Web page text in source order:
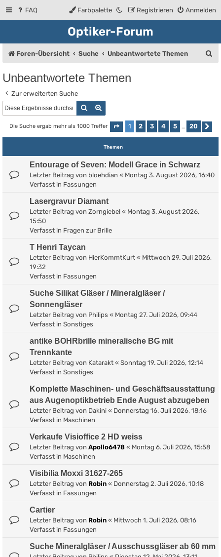
FAQ Anmelden
Registrieren
Farbpalette
Optiker-Forum
Foren-Übersicht Suche Unbeantwortete Themen
Unbeantwortete Themen
Zur erweiterten Suche
Suche
Die Suche ergab mehr als 1000 Treffer Seite 1von 20
1 2 3 4 5 … 20
Themen
Entourage of Seven: Modell Grace in Schwarz
Letzter Beitrag von bloehdian « Montag 3. August 2026, 16:40
Verfasst in Fassungen
Lasergravur Diamant
Letzter Beitrag von Zorngiebel « Montag 3. August 2026,
15:50
Verfasst in Fragen zur Brille
T Henri Taycan
Letzter Beitrag von HierKommtKurt « Mittwoch 29. Juli 2026,
19:32
Verfasst in Fassungen
Suche Silikat Gläser / Mineralgläser /
Sonnengläser
Letzter Beitrag von Philips « Montag 27. Juli 2026, 09:44
Verfasst in Sonstiges
antike BOHRbrille mineralische BG mit
Trennkante
Letzter Beitrag von Katarakt « Sonntag 19. Juli 2026, 12:14
Verfasst in Sonstiges
Komplette Maschinen- und Geschäftsausstattung
aus Augenoptikbetrieb Ende August abzugeben
Letzter Beitrag von Dakini « Donnerstag 16. Juli 2026, 18:16
Verfasst in Maschinen
Verkaufe Visioffice 2 HD weiss
Letzter Beitrag von Apollo6478 « Montag 6. Juli 2026, 15:58
Verfasst in Maschinen
Visibilia Moxxi 31627-265
Letzter Beitrag von Robin « Donnerstag 2. Juli 2026, 10:18
Verfasst in Fassungen
Cartier
Letzter Beitrag von Robin « Mittwoch 1. Juli 2026, 08:16
Verfasst in Fassungen
Suche Mineralgläser / Ausschussgläser ab 60 mm